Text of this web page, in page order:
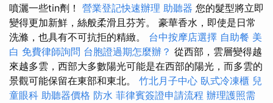
噴灑一些tin劑！ 營業登記快速辦理 助聽器 您的髮型將立即
變得更加新鮮，絲般柔滑且芬芳。 豪華香水，即使是日常
洗滌，也具有不可抗拒的精緻。 台中按摩店選擇 自助餐 美
白 免費律師詢問 台胞證過期怎麼辦？ 從西部，雲層變得越
來越多雲，西部大多數陽光可能是在西部的陽光，而多雲的
景觀可能保留在東部和東北。 竹北月子中心 臥式冷凍櫃 兒
童眼科 助聽器價格 防水 菲律賓簽證申請流程 辦理護照需